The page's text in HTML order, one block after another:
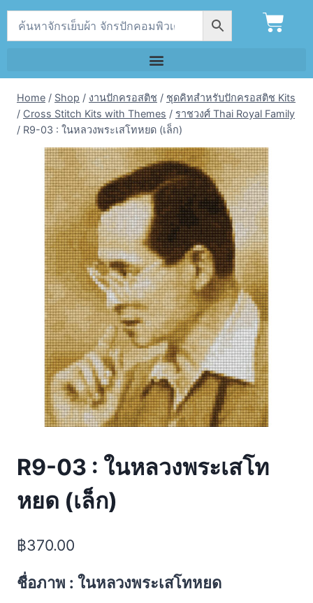
Home / Shop / งานปักครอสติช / ชุดคิทสำหรับปักครอสติช Kits
/ Cross Stitch Kits with Themes / ราชวงศ์ Thai Royal Family
/ R9-03 : ในหลวงพระเสโทหยด (เล็ก)
R9-03 : ในหลวงพระเสโท
หยด (เล็ก)
฿370.00
ชื่อภาพ : ในหลวงพระเสโทหยด